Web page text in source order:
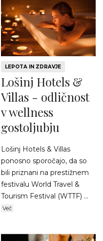
LEPOTA IN ZDRAVJE
Lošinj Hotels &
Villas - odličnost
v wellness
gostoljubju
Lošinj Hotels & Villas
ponosno sporočajo, da so
bili priznani na prestižnem
festivalu World Travel &
Tourism Festival (WTTF) ...
Več